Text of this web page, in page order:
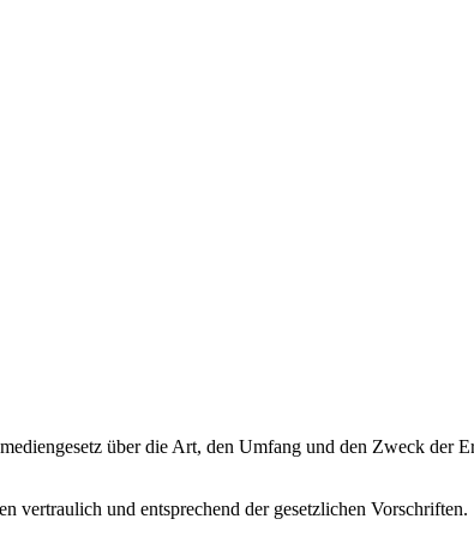
über die Art, den Umfang und den Zweck der
vertraulich und entsprechend der gesetzlichen Vorschriften.